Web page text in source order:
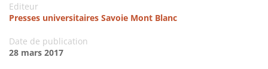
Editeur
Presses universitaires Savoie Mont Blanc
Date de publication
28 mars 2017